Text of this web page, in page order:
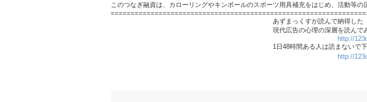
このつなぎ融資は、カローリングやキンボールのスポーツ用具補充をはじめ、活動等の
あずまっくすが読んで納得した「自己啓発本
現代広告の心理の深層を読んでみたくあ
http://
1日48時間ある人は読まないで下さい
http://